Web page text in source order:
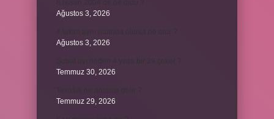
Ağustos 3, 2026
Ağustos 3, 2026
Temmuz 30, 2026
Temmuz 29, 2026